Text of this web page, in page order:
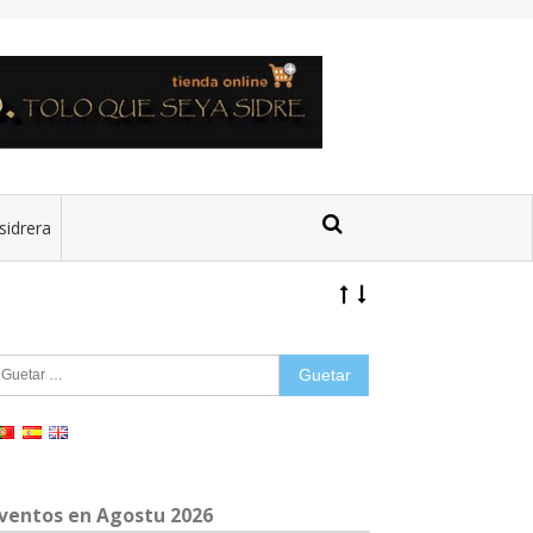
en Agostu 2026